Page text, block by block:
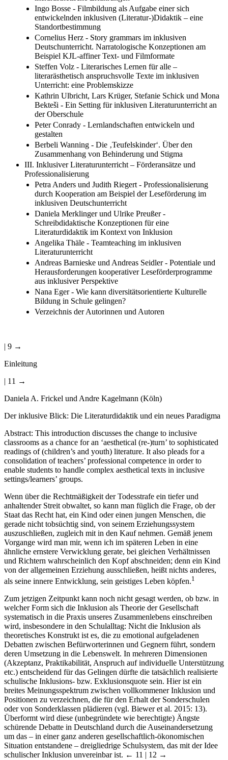
Ingo Bosse - Filmbildung als Aufgabe einer sich
entwickelnden inklusiven (Literatur-)Didaktik – eine
Standortbestimmung
Cornelius Herz - Story grammars im inklusiven
Deutschunterricht. Narratologische Konzeptionen am
Beispiel KJL-affiner Text- und Filmformate
Steffen Volz - Literarisches Lernen für alle –
literarästhetisch anspruchsvolle Texte im inklusiven
Unterricht: eine Problemskizze
Kathrin Ulbricht, Lars Krüger, Stefanie Schick und Mona
Bekteši - Ein Setting für inklusiven Literaturunterricht an
der Oberschule
Peter Conrady - Lernlandschaften entwickeln und
gestalten
Berbeli Wanning - Die ‚Teufelskinder‘. Über den
Zusammenhang von Behinderung und Stigma
III. Inklusiver Literaturunterricht – Förderansätze und
Professionalisierung
Petra Anders und Judith Riegert - Professionalisierung
durch Kooperation am Beispiel der Leseförderung im
inklusiven Deutschunterricht
Daniela Merklinger und Ulrike Preußer -
Schreibdidaktische Konzeptionen für eine
Literaturdidaktik im Kontext von Inklusion
Angelika Thäle - Teamteaching im inklusiven
Literaturunterricht
Andreas Barnieske und Andreas Seidler - Potentiale und
Herausforderungen kooperativer Leseförderprogramme
aus inklusiver Perspektive
Nana Eger - Wie kann diversitätsorientierte Kulturelle
Bildung in Schule gelingen?
Verzeichnis der Autorinnen und Autoren
| 9 →
Einleitung
| 11 →
Daniela A. Frickel und Andre Kagelmann (Köln)
Der inklusive Blick: Die Literaturdidaktik und ein neues Paradigma
Abstract: This introduction discusses the change to inclusive
classrooms as a chance for an ‘aesthetical (re-)turn’ to sophisticated
readings of (children’s and youth) literature. It also pleads for a
consolidation of teachers’ professional competence in order to
enable students to handle complex aesthetical texts in inclusive
settings/learners’ groups.
Wenn über die Rechtmäßigkeit der Todesstrafe ein tiefer und
anhaltender Streit obwaltet, so kann man füglich die Frage, ob der
Staat das Recht hat, ein Kind oder einen jungen Menschen, die
gerade nicht tobsüchtig sind, von seinem Erziehungssystem
auszuschließen, zugleich mit in den Kauf nehmen. Gemäß jenem
Vorgange wird man mir, wenn ich im späteren Leben in eine
ähnliche ernstere Verwicklung gerate, bei gleichen Verhältnissen
und Richtern wahrscheinlich den Kopf abschneiden; denn ein Kind
von der allgemeinen Erziehung ausschließen, heißt nichts anderes,
als seine innere Entwicklung, sein geistiges Leben köpfen.1
Zum jetzigen Zeitpunkt kann noch nicht gesagt werden, ob bzw. in
welcher Form sich die Inklusion als Theorie der Gesellschaft
systematisch in die Praxis unseres Zusammenlebens einschreiben
wird, insbesondere in den Schulalltag: Nicht die Inklusion als
theoretisches Konstrukt ist es, die zu emotional aufgeladenen
Debatten zwischen Befürworterinnen und Gegnern führt, sondern
deren Umsetzung in die Lebenswelt. In mehreren Dimensionen
(Akzeptanz, Praktikabilität, Anspruch auf individuelle Unterstützung
etc.) entscheidend für das Gelingen dürfte die tatsächlich realisierte
schulische Inklusions- bzw. Exklusionsquote sein. Hier ist ein
breites Meinungsspektrum zwischen vollkommener Inklusion und
Positionen zu verzeichnen, die für den Erhalt der Sonderschulen
oder von Sonderklassen plädieren (vgl. Biewer et al. 2015: 13).
Überformt wird diese (unbegründete wie berechtigte) Ängste
schürende Debatte in Deutschland durch die Auseinandersetzung
um das – in einer ganz anderen gesellschaftlich-ökonomischen
Situation entstandene – dreigliedrige Schulsystem, das mit der Idee
schulischer Inklusion unvereinbar ist. ← 11 | 12 →